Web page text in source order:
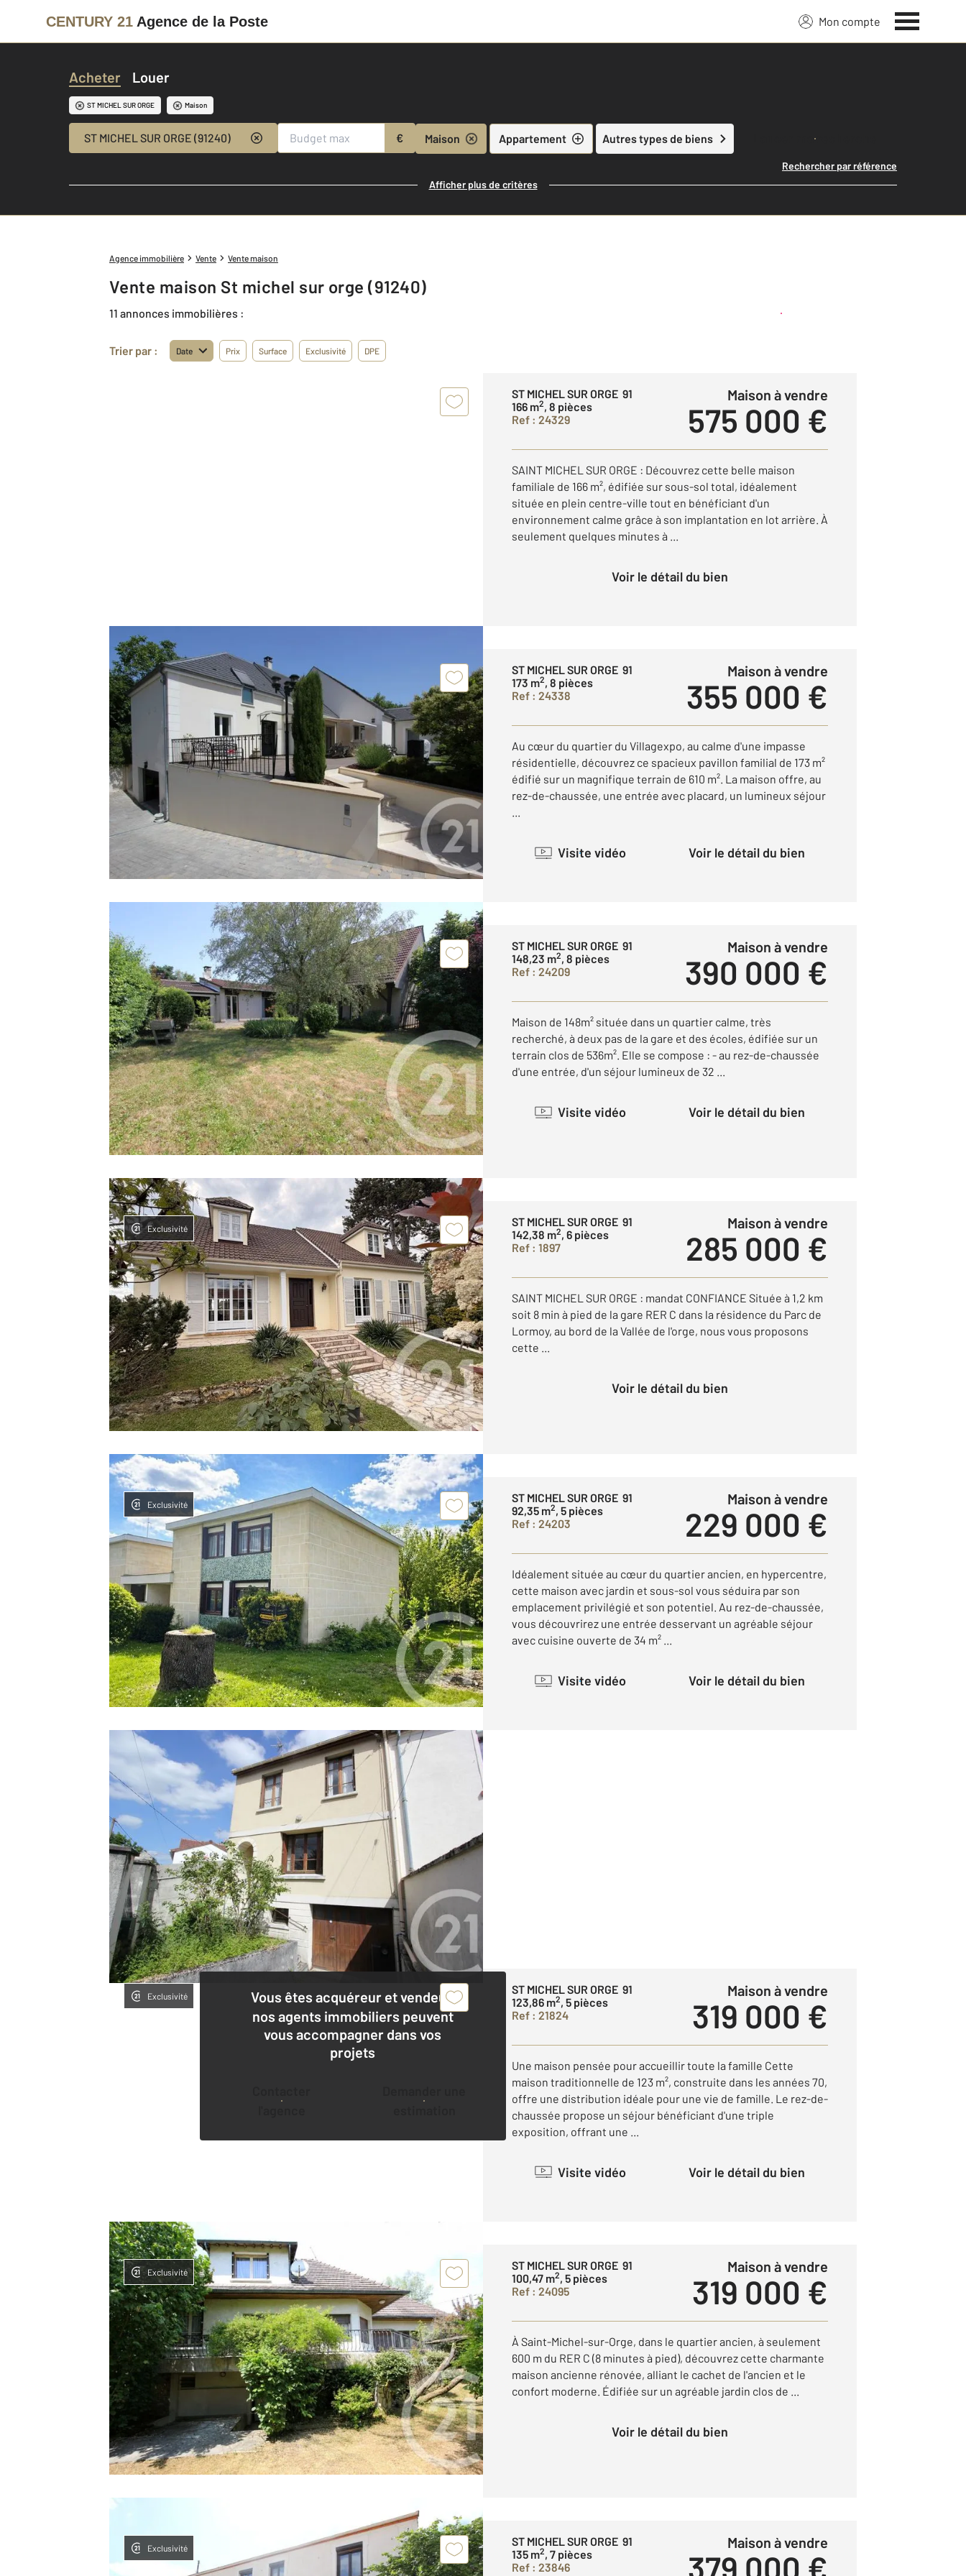
CENTURY 21 Agence de la Poste Mon compte
Acheter Louer
ST MICHEL SUR ORGE Maison
ST MICHEL SUR ORGE (91240) € Maison Appartement Autres types de biens Lancer ma recherche
Rechercher par référence
Afficher plus de critères
Agence immobilière Vente Vente maison
Vente maison St michel sur orge (91240)
11 annonces immobilières : Créer une alerte
Trier par : Date Prix Surface Exclusivité DPE
ST MICHEL SUR ORGE 91
166 m2, 8 pièces
Ref : 24329
Maison à vendre
575 000 €
SAINT MICHEL SUR ORGE : Découvrez cette belle maison
familiale de 166 m², édifiée sur sous-sol total, idéalement
située en plein centre-ville tout en bénéficiant d'un
environnement calme grâce à son implantation en lot arrière. À
seulement quelques minutes à ...
Voir le détail du bien
ST MICHEL SUR ORGE 91
173 m2, 8 pièces
Ref : 24338
Maison à vendre
355 000 €
Au cœur du quartier du Villagexpo, au calme d'une impasse
résidentielle, découvrez ce spacieux pavillon familial de 173 m²
édifié sur un magnifique terrain de 610 m². La maison offre, au
rez-de-chaussée, une entrée avec placard, un lumineux séjour
...
Visite vidéo Voir le détail du bien
ST MICHEL SUR ORGE 91
148,23 m2, 8 pièces
Ref : 24209
Maison à vendre
390 000 €
Maison de 148m² située dans un quartier calme, très
recherché, à deux pas de la gare et des écoles, édifiée sur un
terrain clos de 536m². Elle se compose : - au rez-de-chaussée
d'une entrée, d'un séjour lumineux de 32 ...
Visite vidéo Voir le détail du bien
Exclusivité
ST MICHEL SUR ORGE 91
142,38 m2, 6 pièces
Ref : 1897
Maison à vendre
285 000 €
SAINT MICHEL SUR ORGE : mandat CONFIANCE Située à 1,2 km
soit 8 min à pied de la gare RER C dans la résidence du Parc de
Lormoy, au bord de la Vallée de l'orge, nous vous proposons
cette ...
Voir le détail du bien
Exclusivité
ST MICHEL SUR ORGE 91
92,35 m2, 5 pièces
Ref : 24203
Maison à vendre
229 000 €
Idéalement située au cœur du quartier ancien, en hypercentre,
cette maison avec jardin et sous-sol vous séduira par son
emplacement privilégié et son potentiel. Au rez-de-chaussée,
vous découvrirez une entrée desservant un agréable séjour
avec cuisine ouverte de 34 m² ...
Visite vidéo Voir le détail du bien
Vous êtes acquéreur et vendeur,
nos agents immobiliers peuvent
vous accompagner dans vos
projets
Exclusivité
ST MICHEL SUR ORGE 91
123,86 m2, 5 pièces
Ref : 21824
Maison à vendre
319 000 €
Une maison pensée pour accueillir toute la famille Cette
maison traditionnelle de 123 m², construite dans les années 70,
offre une distribution idéale pour une vie de famille. Le rez-de-
chaussée propose un séjour bénéficiant d'une triple
exposition, offrant une ...
Visite vidéo Voir le détail du bien
Exclusivité
ST MICHEL SUR ORGE 91
100,47 m2, 5 pièces
Ref : 24095
Maison à vendre
319 000 €
À Saint-Michel-sur-Orge, dans le quartier ancien, à seulement
600 m du RER C (8 minutes à pied), découvrez cette charmante
maison ancienne rénovée, alliant le cachet de l'ancien et le
confort moderne. Édifiée sur un agréable jardin clos de ...
Voir le détail du bien
Exclusivité
ST MICHEL SUR ORGE 91
135 m2, 7 pièces
Ref : 23846
Maison à vendre
379 000 €